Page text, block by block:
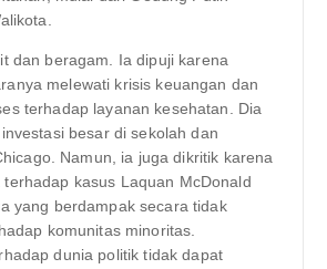
dan beragam. Ia dipuji karena
melewati krisis keuangan dan
terhadap layanan kesehatan. Dia
besar di sekolah dan
Namun, ia juga dikritik karena
terhadap kasus Laquan McDonald
yang berdampak secara tidak
komunitas minoritas.
dunia politik tidak dapat